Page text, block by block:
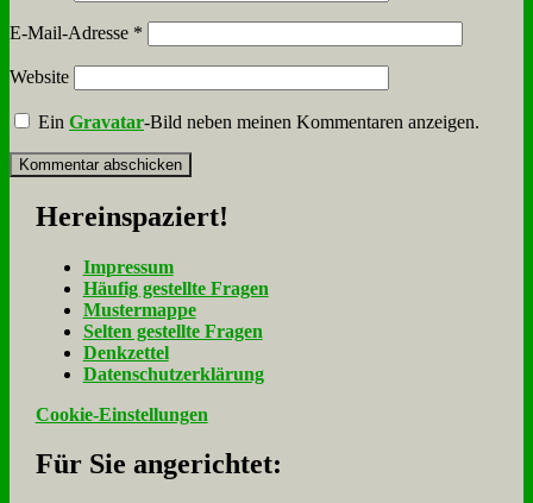
E-Mail-Adresse *
Website
EinGravatar-Bild neben meinen Kommentaren anzeigen.
Her­ein­spa­ziert!
Im­pres­sum
Häu­fig ge­stell­te Fra­gen
Mu­ster­map­pe
Sel­ten ge­stell­te Fra­gen
Denk­zet­tel
Da­ten­schutz­er­klä­rung
Cookie-Einstellungen
Für Sie an­ge­rich­tet: